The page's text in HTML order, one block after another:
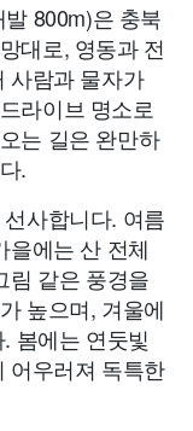
800m)은 충북
대로, 영동과 전
사람과 물자가
라이브 명소로
는 길은 완만하
.
사합니다. 여름
을에는 산 전체
림 같은 풍경을
높으며, 겨울에
봄에는 연둣빛
어우러져 독특한